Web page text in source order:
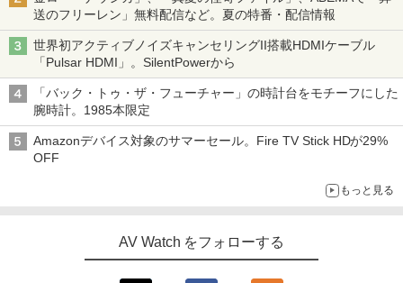
送のフリーレン」無料配信など。夏の特番・配信情報
世界初アクティブノイズキャンセリングII搭載HDMIケーブル
「Pulsar HDMI」。SilentPowerから
「バック・トゥ・ザ・フューチャー」の時計台をモチーフにした
腕時計。1985本限定
Amazonデバイス対象のサマーセール。Fire TV Stick HDが29%
OFF
もっと見る
AV Watch をフォローする